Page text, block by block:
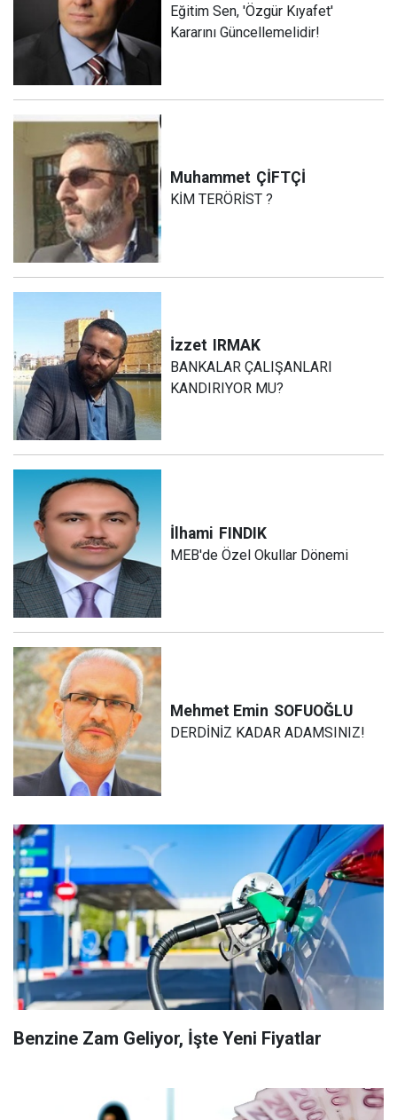
Eğitim Sen, 'Özgür Kıyafet'
Kararını Güncellemelidir!
Muhammet ÇİFTÇİ
KİM TERÖRİST ?
İzzet IRMAK
BANKALAR ÇALIŞANLARI
KANDIRIYOR MU?
İlhami FINDIK
MEB'de Özel Okullar Dönemi
Mehmet Emin SOFUOĞLU
DERDİNİZ KADAR ADAMSINIZ!
Benzine Zam Geliyor, İşte Yeni Fiyatlar